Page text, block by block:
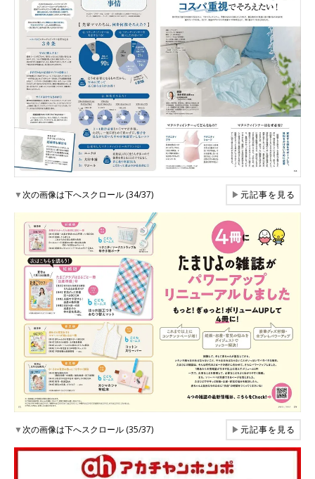
▼次の画像は下へスクロール (34/37) ▶元記事を見る
▼次の画像は下へスクロール (35/37) ▶元記事を見る